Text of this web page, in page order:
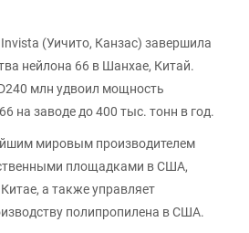
Invista (Уичито, Канзас) завершила
нейлона 66 в Шанхае, Китай.
млн удвоил мощность
на заводе до 400 тыс. тонн в год.
мировым производителем
площадками в США,
а также управляет
полипропилена в США.